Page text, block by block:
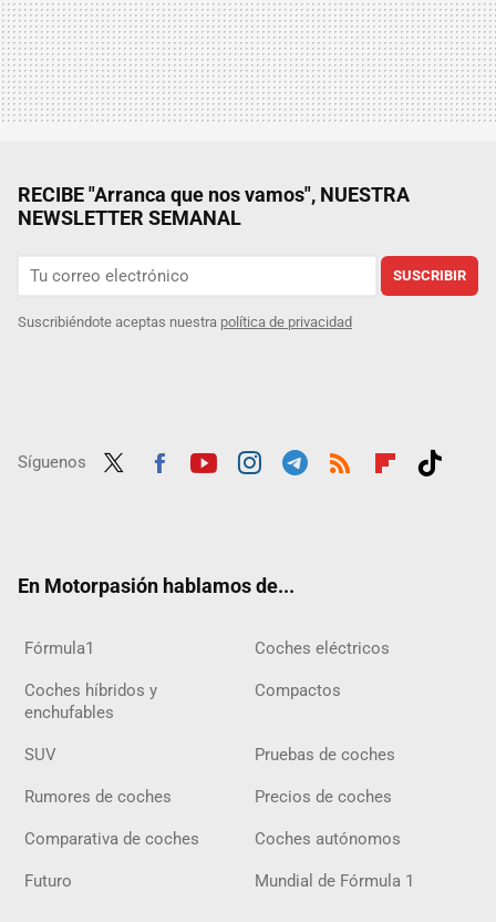
RECIBE "Arranca que nos vamos", NUESTRA
NEWSLETTER SEMANAL
SUSCRIBIR
Suscribiéndote aceptas nuestra política de privacidad
Síguenos
En Motorpasión hablamos de...
Fórmula1 Coches eléctricos
Coches híbridos y
enchufables
Compactos
SUV Pruebas de coches
Rumores de coches Precios de coches
Comparativa de coches Coches autónomos
Futuro Mundial de Fórmula 1